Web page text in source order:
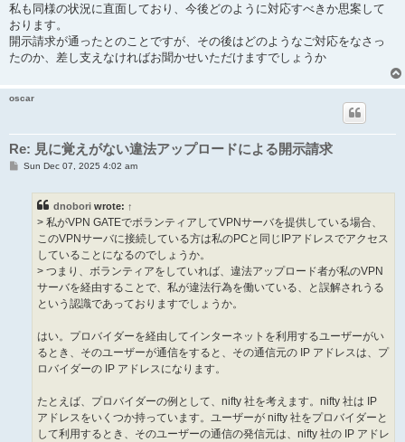
私も同様の状況に直面しており、今後どのように対応すべきか思案して
おります。
開示請求が通ったとのことですが、その後はどのようなご対応をなさっ
たのか、差し支えなければお聞かせいただけますでしょうか
oscar
Re: 見に覚えがない違法アップロードによる開示請求
PSun Dec 07, 2025 4:02 am
dnobori wrote: ↑
> 私がVPN GATEでボランティアしてVPNサーバを提供している場合、
このVPNサーバに接続している方は私のPCと同じIPアドレスでアクセス
していることになるのでしょうか。
> つまり、ボランティアをしていれば、違法アップロード者が私のVPN
サーバを経由することで、私が違法行為を働いている、と誤解されうる
という認識であっておりますでしょうか。
はい。プロバイダーを経由してインターネットを利用するユーザーがい
るとき、そのユーザーが通信をすると、その通信元の IP アドレスは、プ
ロバイダーの IP アドレスになります。
たとえば、プロバイダーの例として、nifty 社を考えます。nifty 社は IP
アドレスをいくつか持っています。ユーザーが nifty 社をプロバイダーと
して利用するとき、そのユーザーの通信の発信元は、nifty 社の IP アドレ